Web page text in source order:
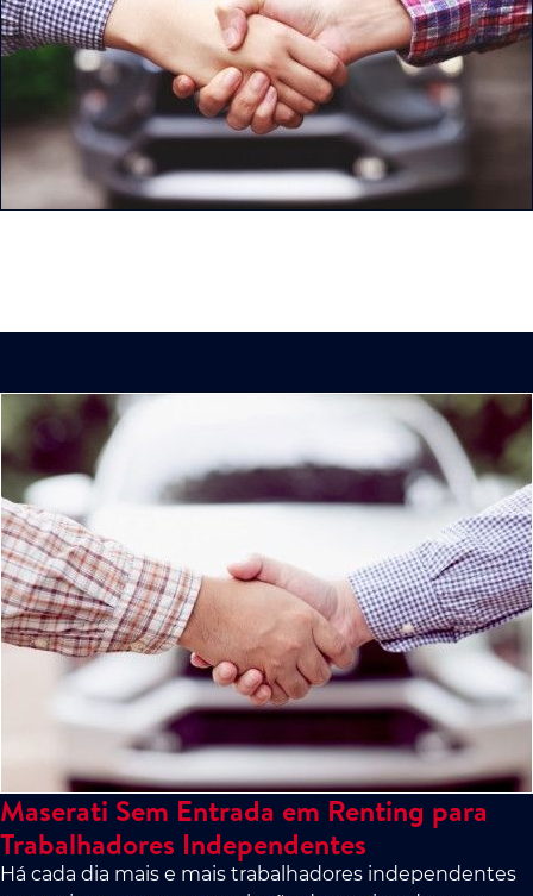
Maserati Sem Entrada em Renting para
Trabalhadores Independentes
Há cada dia mais e mais trabalhadores independentes